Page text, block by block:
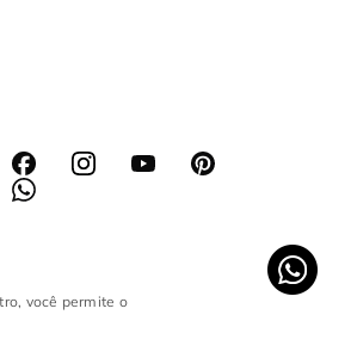
você permite o